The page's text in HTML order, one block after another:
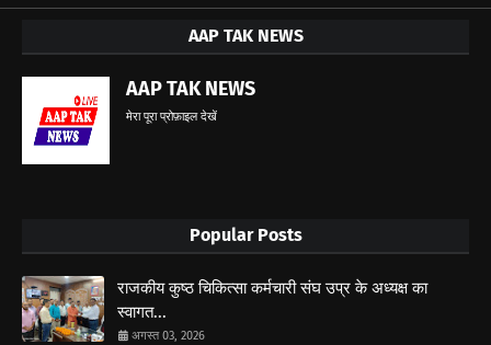
AAP TAK NEWS
AAP TAK NEWS
मेरा पूरा प्रोफ़ाइल देखें
Popular Posts
राजकीय कुष्ठ चिकित्सा कर्मचारी संघ उप्र के अध्यक्ष का
स्वागत...
अगस्त 03, 2026